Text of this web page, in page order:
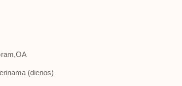
(dienos)